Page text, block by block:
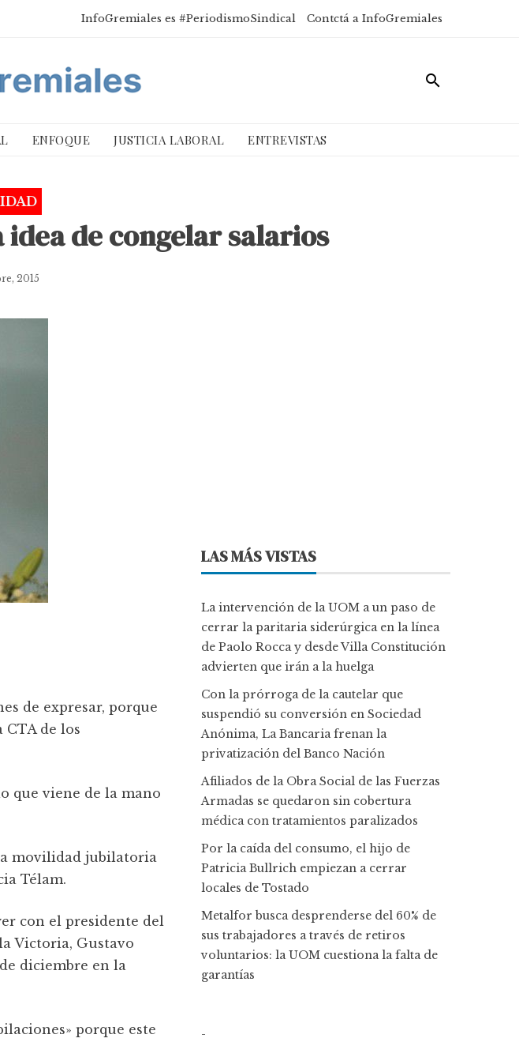
InfoGremiales es #PeriodismoSindical Contctá a InfoGremiales
ENFOQUE JUSTICIA LABORAL ENTREVISTAS
de congelar salarios
2015
de expresar, porque
CTA de los
que viene de la mano
movilidad jubilatoria
Télam.
con el presidente del
Victoria, Gustavo
diciembre en la
porque este
LAS MÁS VISTAS
La intervención de la UOM a un paso de
cerrar la paritaria siderúrgica en la línea
de Paolo Rocca y desde Villa Constitución
advierten que irán a la huelga
Con la prórroga de la cautelar que
suspendió su conversión en Sociedad
Anónima, La Bancaria frenan la
privatización del Banco Nación
Afiliados de la Obra Social de las Fuerzas
Armadas se quedaron sin cobertura
médica con tratamientos paralizados
Por la caída del consumo, el hijo de
Patricia Bullrich empiezan a cerrar
locales de Tostado
Metalfor busca desprenderse del 60% de
sus trabajadores a través de retiros
voluntarios: la UOM cuestiona la falta de
garantías
-